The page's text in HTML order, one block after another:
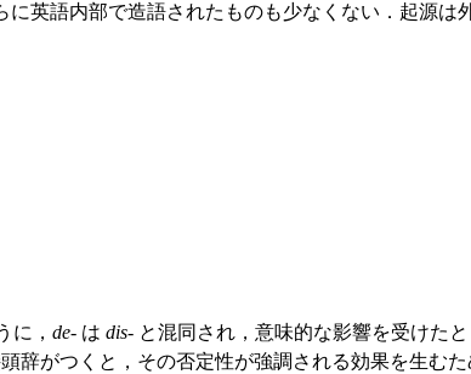
英語内部で造語されたものも少なくない．起源は
に， de- は dis- と混同され，意味的な影響を受けた
辞がつくと，その否定性が強調される効果を生む